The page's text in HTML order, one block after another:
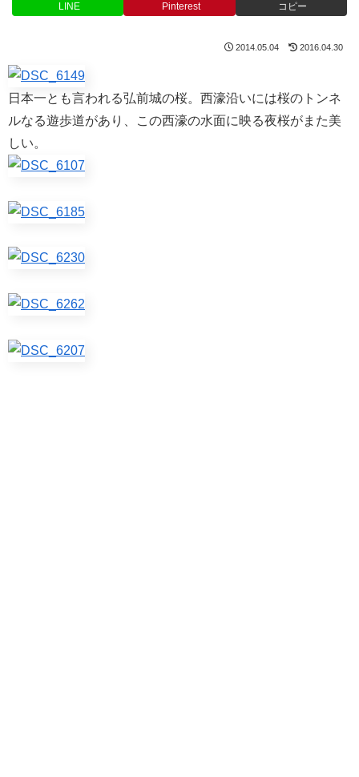
LINE Pinterest コピー
2014.05.04 2016.04.30
日本一とも言われる弘前城の桜。西濠沿いには桜のトンネ
ルなる遊歩道があり、この西濠の水面に映る夜桜がまた美
しい。